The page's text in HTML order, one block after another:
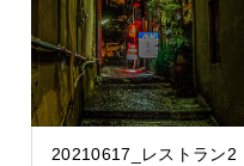
20210617_レストラン2